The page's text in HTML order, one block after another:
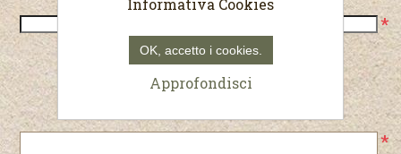
*
Password
*
Informativa Cookies
OK, accetto i cookies.
Approfondisci